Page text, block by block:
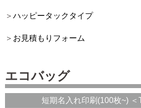
ハッピータックタイプ
お見積もりフォーム
エコバッグ
短期名入れ印刷(100枚~) ＜